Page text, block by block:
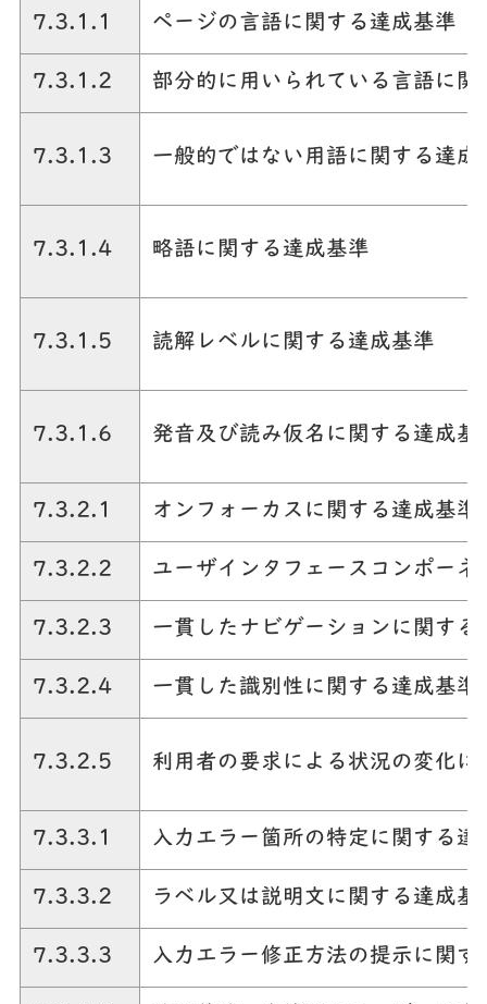
7.3.1.1 ページの言語に関する達成基準
7.3.1.2 部分的に用いられている言語に関
7.3.1.3 一般的ではない用語に関する達成
7.3.1.4 略語に関する達成基準
7.3.1.5 読解レベルに関する達成基準
7.3.1.6 発音及び読み仮名に関する達成基
7.3.2.1 オンフォーカスに関する達成基準
7.3.2.2 ユーザインタフェースコンポー
7.3.2.3 一貫したナビゲーションに関する
7.3.2.4 一貫した識別性に関する達成基準
7.3.2.5 利用者の要求による状況の変化に
7.3.3.1 入力エラー箇所の特定に関する達
7.3.3.2 ラベル又は説明文に関する達成基
7.3.3.3 入力エラー修正方法の提示に関す